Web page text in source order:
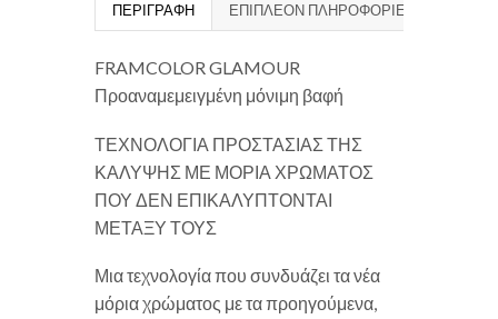
ΠΕΡΙΓΡΑΦΉ ΕΠΙΠΛΈΟΝ ΠΛΗΡΟΦΟΡΊΕΣ
FRAMCOLOR GLAMOUR
Προαναμεμειγμένη μόνιμη βαφή
ΤΕΧΝΟΛΟΓΙΑ ΠΡΟΣΤΑΣΙΑΣ ΤΗΣ
ΚΑΛΥΨΗΣ ΜΕ ΜΟΡΙΑ ΧΡΩΜΑΤΟΣ
ΠΟΥ ΔΕΝ ΕΠΙΚΑΛΥΠΤΟΝΤΑΙ
ΜΕΤΑΞΥ ΤΟΥΣ
Μια τεχνολογία που συνδυάζει τα νέα
μόρια χρώματος με τα προηγούμενα,